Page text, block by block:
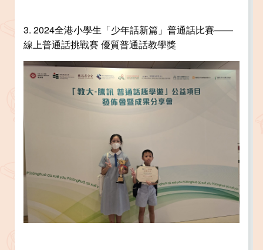
3. 2024全港小學生「少年話新篇」普通話比賽——
線上普通話挑戰賽 優質普通話教學獎